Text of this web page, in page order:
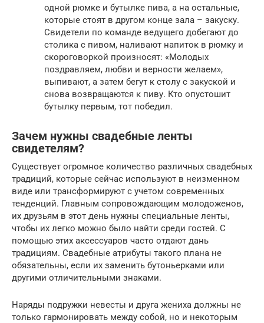
одной рюмке и бутылке пива, а на остальные,
которые стоят в другом конце зала – закуску.
Свидетели по команде ведущего добегают до
столика с пивом, наливают напиток в рюмку и
скороговоркой произносят: «Молодых
поздравляем, любви и верности желаем»,
выпивают, а затем бегут к столу с закуской и
снова возвращаются к пиву. Кто опустошит
бутылку первым, тот победил.
Зачем нужны свадебные ленты
свидетелям?
Существует огромное количество различных свадебных
традиций, которые сейчас используют в неизменном
виде или трансформируют с учетом современных
тенденций. Главным сопровождающим молодоженов,
их друзьям в этот день нужны специальные ленты,
чтобы их легко можно было найти среди гостей. С
помощью этих аксессуаров часто отдают дань
традициям. Свадебные атрибуты такого плана не
обязательны, если их заменить бутоньерками или
другими отличительными знаками.
Наряды подружки невесты и друга жениха должны не
только гармонировать между собой, но и некоторым